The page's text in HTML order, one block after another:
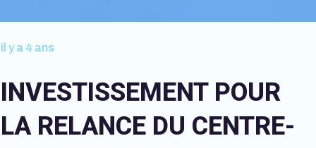
il y a 4 ans
INVESTISSEMENT POUR
LA RELANCE DU CENTRE-